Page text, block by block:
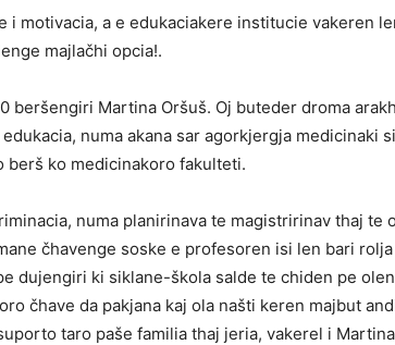
i motivacia, a e edukaciakere institucie vakeren
majlačhi opcia!.
beršengiri Martina Oršuš. Oj buteder droma
numa akana sar agorkjergja medicinaki
berš ko medicinakoro fakulteti.
numa planirinava te magistririnav thaj te
čhavenge soske e profesoren isi len bari
dujengiri ki siklane-škola salde te chiden pe
čhave da pakjana kaj ola našti keren majbut
taro paše familia thaj jeria, vakerel i